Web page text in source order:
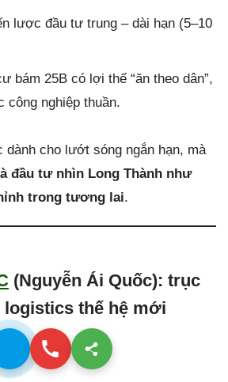
lược đầu tư trung – dài hạn (5–10
bám 25B có lợi thế “ăn theo dân”,
công nghiệp thuần.
dành cho lướt sóng ngắn hạn, mà
đầu tư nhìn Long Thành như
trong tương lai.
(Nguyễn Ái Quốc): trục
logistics thế hệ mới